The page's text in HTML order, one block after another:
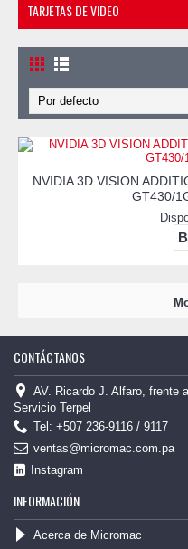
TARJETAS DE VIDEO
NVIDIA 3D VISION
GT430/
CONTÁCTANOS
AV. Ricardo J. Alfaro, frente
Servicio Terpel
Tel: +507 236-9116 / 9117
ventas@micromac.com.pa
Instagram
INFORMACIÓN
Acerca de Micromac